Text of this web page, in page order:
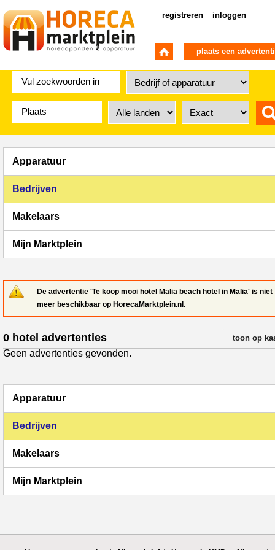
registreren inloggen
plaats een
Apparatuur
Bedrijven
Makelaars
Mijn Marktplein
De advertentie 'Te koop mooi hotel Malia beach hotel in Malia' is niet
meer beschikbaar op HorecaMarktplein.nl.
0 hotel advertenties verfijn
toon op
Geen advertenties gevonden.
Apparatuur
Bedrijven
Makelaars
Mijn Marktplein